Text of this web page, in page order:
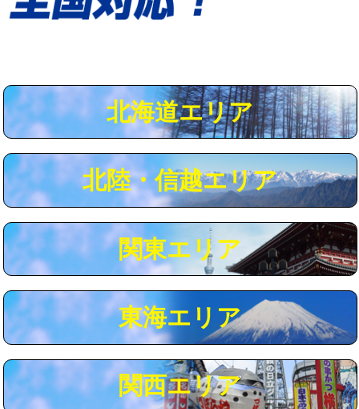
用/3ｍまで)
給水管工事※（塩ビ管（VP・HI）使
用（追加）/3ｍ超え)
+8,800円
給水管工事※（ライニング鋼管・銅
管・ポリ管・HT管使用/3ｍまで)
44,000円
給水管工事※（ライニング鋼管・銅
管・ポリ管・HT管使用/3ｍ超え)
+8,800円
マス交換（土の掘削・埋め戻し作業） 11,000円~
マス交換（深さ50㎝未満） 55,000円
マス交換（深さ50㎝以上） 66,000円
コンクリート斫り（厚さ10㎝まで） 27,500円
コンクリート斫り（厚さ10㎝超え） 38,500円
北海道エリア
北陸・信越エリア
関東エリア
東海エリア
関西エリア